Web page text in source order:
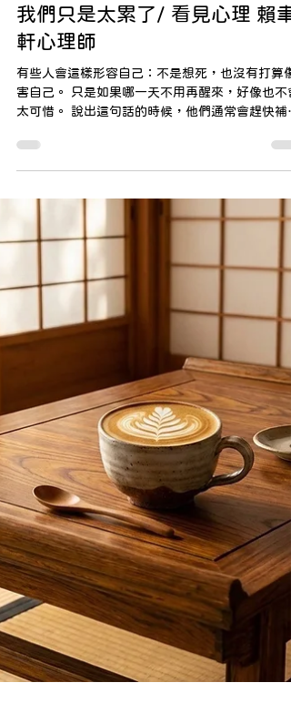
不想自殺，但也不想活-有時候
我們只是太累了/ 看見心理 賴聿
軒心理師
有些人會這樣形容自己：不是想死，也沒有打算傷
句：「我真的沒有要做什麼。」 似乎很擔心一不小
見，只是很少有人知道該怎麼說。 你可能還在生活
裡，能上班、能回訊息、事情也都有完成，旁人看
不太出來你有什麼不對勁的地方。 連你自己有時候
都會說服自己：「應該還好吧。」、「再撐一下就
過去了。」 但你心裡其實知道，那份累不是一天兩